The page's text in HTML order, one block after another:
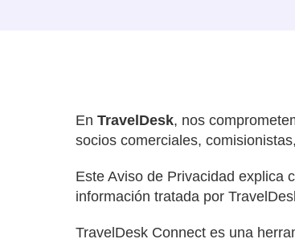
En TravelDesk, nos
socios comerciales,
Este Aviso de Privacidad explica
información tratada por
TravelDesk Connect es una